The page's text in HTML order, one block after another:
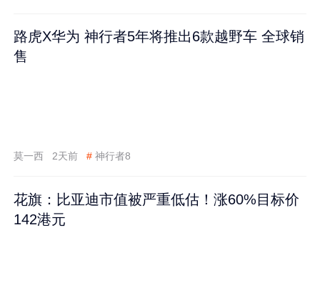
路虎X华为 神行者5年将推出6款越野车 全球销
售
莫一西 2天前 # 神行者8
花旗：比亚迪市值被严重低估！涨60%目标价
142港元